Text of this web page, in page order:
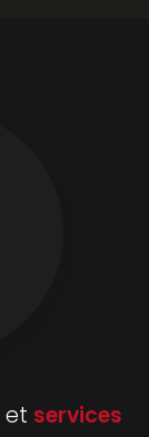
et services